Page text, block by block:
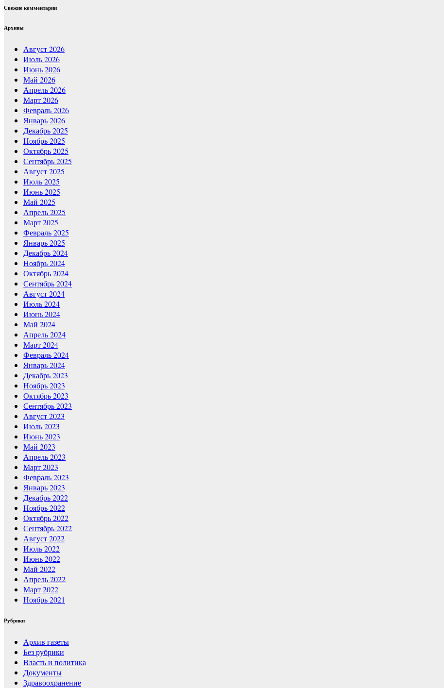
Свежие комментарии
Архивы
Август 2026
Июль 2026
Июнь 2026
Май 2026
Апрель 2026
Март 2026
Февраль 2026
Январь 2026
Декабрь 2025
Ноябрь 2025
Октябрь 2025
Сентябрь 2025
Август 2025
Июль 2025
Июнь 2025
Май 2025
Апрель 2025
Март 2025
Февраль 2025
Январь 2025
Декабрь 2024
Ноябрь 2024
Октябрь 2024
Сентябрь 2024
Август 2024
Июль 2024
Июнь 2024
Май 2024
Апрель 2024
Март 2024
Февраль 2024
Январь 2024
Декабрь 2023
Ноябрь 2023
Октябрь 2023
Сентябрь 2023
Август 2023
Июль 2023
Июнь 2023
Май 2023
Апрель 2023
Март 2023
Февраль 2023
Январь 2023
Декабрь 2022
Ноябрь 2022
Октябрь 2022
Сентябрь 2022
Август 2022
Июль 2022
Июнь 2022
Май 2022
Апрель 2022
Март 2022
Ноябрь 2021
Рубрики
Архив газеты
Без рубрики
Власть и политика
Документы
Здравоохранение